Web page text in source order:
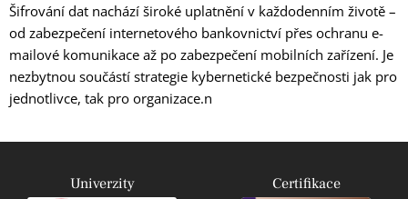
Šifrování dat nachází široké uplatnění v každodenním životě –
od zabezpečení internetového bankovnictví přes ochranu e-
mailové komunikace až po zabezpečení mobilních zařízení. Je
nezbytnou součástí strategie kybernetické bezpečnosti jak pro
jednotlivce, tak pro organizace.n
Univerzity Certifikace